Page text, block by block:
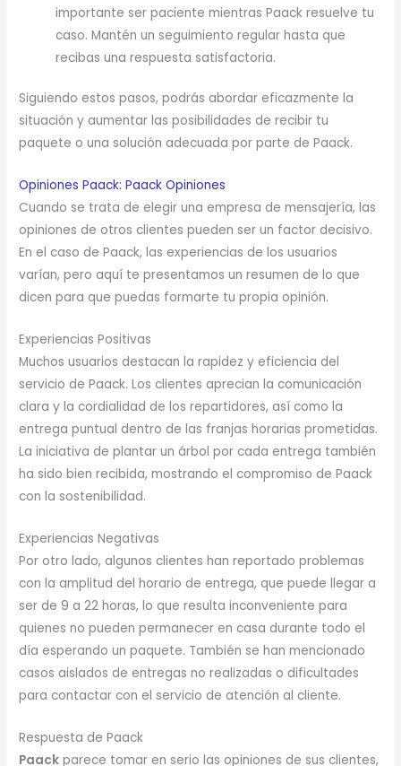
importante ser paciente mientras Paack resuelve tu
caso. Mantén un seguimiento regular hasta que
recibas una respuesta satisfactoria.
Siguiendo estos pasos, podrás abordar eficazmente la
situación y aumentar las posibilidades de recibir tu
paquete o una solución adecuada por parte de Paack.
Opiniones Paack: Paack Opiniones
Cuando se trata de elegir una empresa de mensajería, las
opiniones de otros clientes pueden ser un factor decisivo.
En el caso de Paack, las experiencias de los usuarios
varían, pero aquí te presentamos un resumen de lo que
dicen para que puedas formarte tu propia opinión.
Experiencias Positivas
Muchos usuarios destacan la rapidez y eficiencia del
servicio de Paack. Los clientes aprecian la comunicación
clara y la cordialidad de los repartidores, así como la
entrega puntual dentro de las franjas horarias prometidas.
La iniciativa de plantar un árbol por cada entrega también
ha sido bien recibida, mostrando el compromiso de Paack
con la sostenibilidad.
Experiencias Negativas
Por otro lado, algunos clientes han reportado problemas
con la amplitud del horario de entrega, que puede llegar a
ser de 9 a 22 horas, lo que resulta inconveniente para
quienes no pueden permanecer en casa durante todo el
día esperando un paquete. También se han mencionado
casos aislados de entregas no realizadas o dificultades
para contactar con el servicio de atención al cliente.
Respuesta de Paack
Paack parece tomar en serio las opiniones de sus clientes,